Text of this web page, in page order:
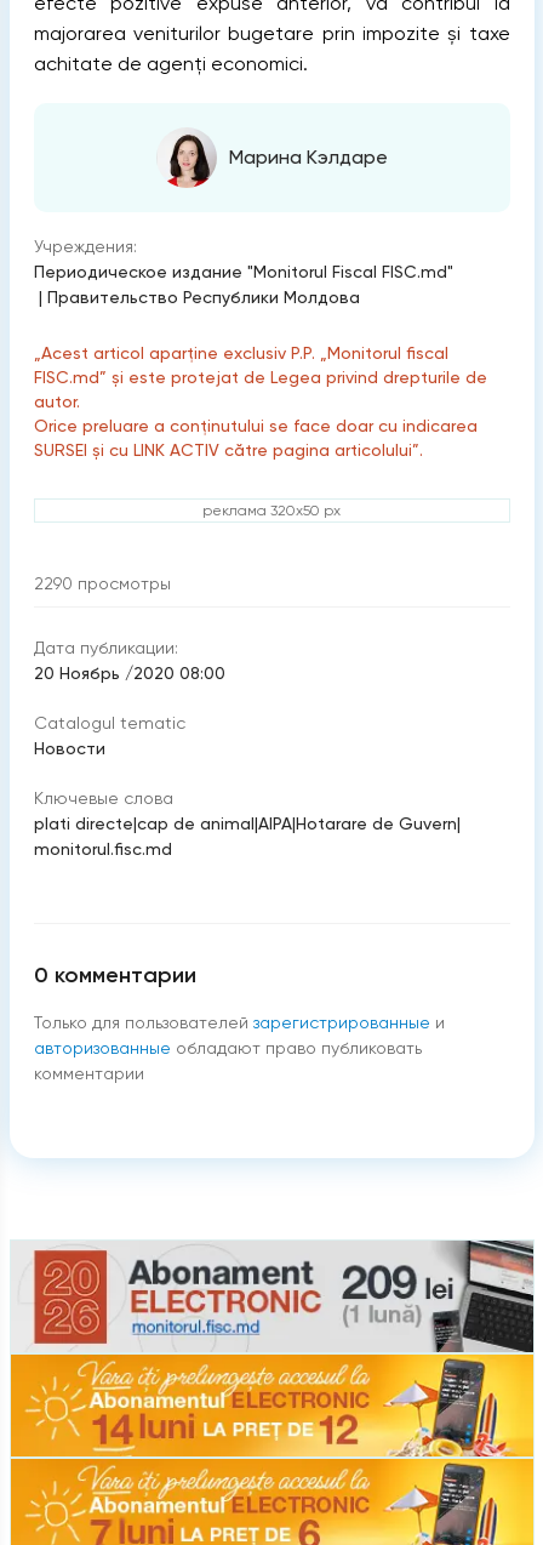
majorarea veniturilor bugetare prin impozite și taxe
achitate de agenți economici.
Марина Кэлдаре
Учреждения:
Периодическое издание "Monitorul Fiscal FISC.md"
| Правительство Республики Молдова
„Acest articol aparține exclusiv P.P. „Monitorul fiscal
FISC.md” și este protejat de Legea privind drepturile de
autor.
Orice preluare a conținutului se face doar cu indicarea
SURSEI și cu LINK ACTIV către pagina articolului”.
реклама 320x50 px
2290 просмотры
Дата публикации:
20 Ноябрь /2020 08:00
Catalogul tematic
Новости
Ключевые слова
plati directe|cap de animal|AIPA|Hotarare de Guvern|
monitorul.fisc.md
0 комментарии
Только для пользователей зарегистрированные и
авторизованные обладают право публиковать
комментарии